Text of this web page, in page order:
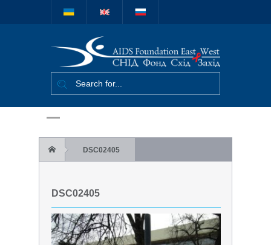
Міжнародний
благодійний
фонд "СНІД
Захід"
DSC02405
DSC02405